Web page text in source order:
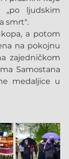
„po ljudskim
smrt".
a potom
na pokojnu
zajedničkom
Samostana
medaljice u